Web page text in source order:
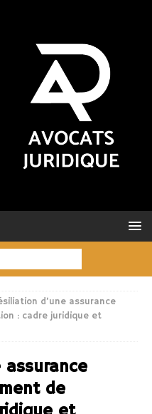
d’une assurance
: cadre juridique et
assurance
de